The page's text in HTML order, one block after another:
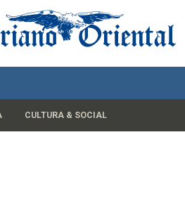
CULTURA & SOCIAL